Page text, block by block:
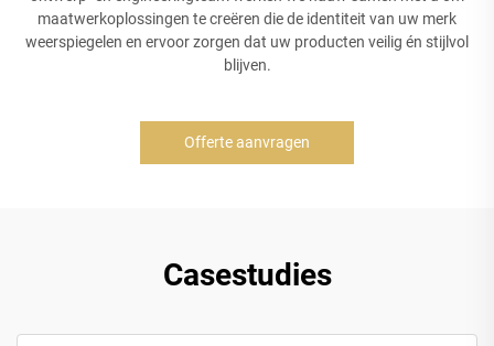
maatwerkoplossingen te creëren die de identiteit van uw merk
weerspiegelen en ervoor zorgen dat uw producten veilig én stijlvol
blijven.
Offerte aanvragen
Casestudies